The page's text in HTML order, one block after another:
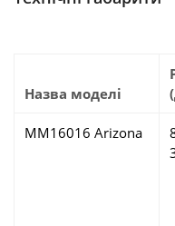
Назва моделі
MM16016 Arizona